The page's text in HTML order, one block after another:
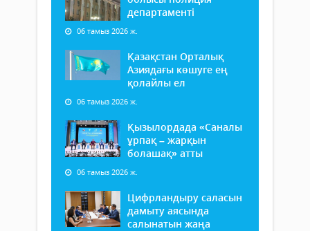
департаменті
06 тамыз 2026 ж.
Қазақстан Орталық
Азиядағы көшуге ең
қолайлы ел
06 тамыз 2026 ж.
Қызылордада «Саналы
ұрпақ – жарқын
болашақ» атты
06 тамыз 2026 ж.
Цифрландыру саласын
дамыту аясында
салынатын жаңа